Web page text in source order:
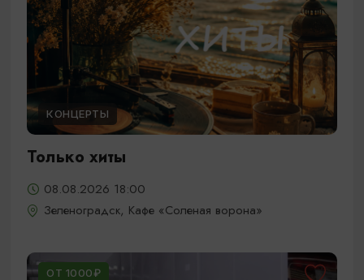
КОНЦЕРТЫ
Только хиты
08.08.2026 18:00
Зеленоградск, Кафе «Соленая ворона»
ОТ 1000₽